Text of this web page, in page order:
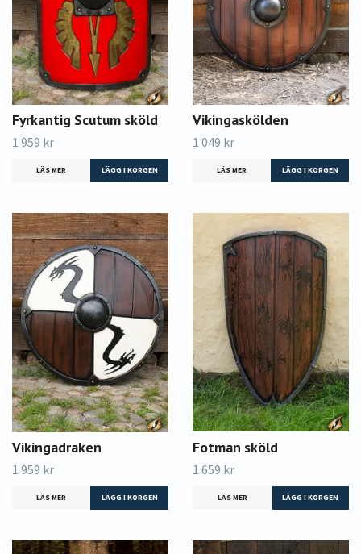
Fyrkantig Scutum sköld
1 959 kr
LÄS MER LÄGG I KORGEN
Vikingaskölden
1 049 kr
LÄS MER LÄGG I KORGEN
Vikingadraken
1 959 kr
LÄS MER LÄGG I KORGEN
Fotman sköld
1 659 kr
LÄS MER